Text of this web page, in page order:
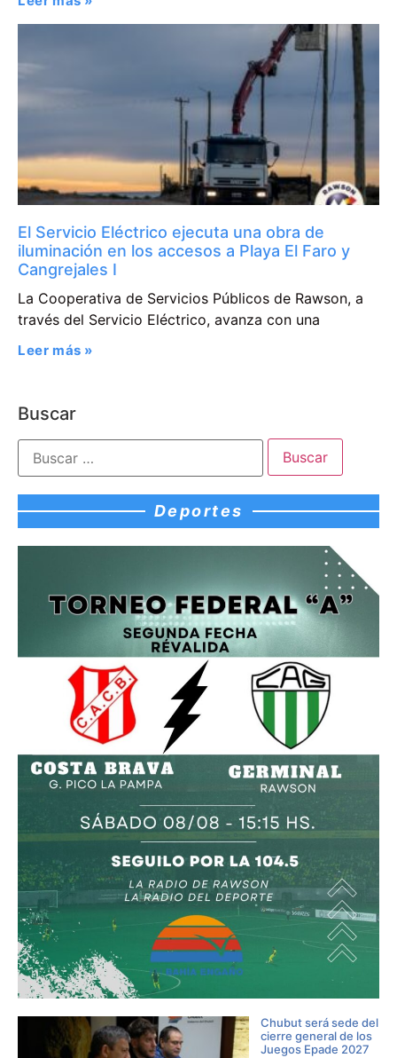
El Servicio Eléctrico ejecuta una obra de
iluminación en los accesos a Playa El Faro y
Cangrejales I
La Cooperativa de Servicios Públicos de Rawson, a
través del Servicio Eléctrico, avanza con una
Leer más »
Buscar
Deportes
Chubut será sede del
cierre general de los
Juegos Epade 2027